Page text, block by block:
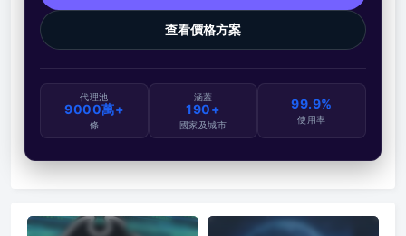
查看價格方案
代理池
9000萬+
條
涵蓋
190+
國家及城市
99.9%
使用率